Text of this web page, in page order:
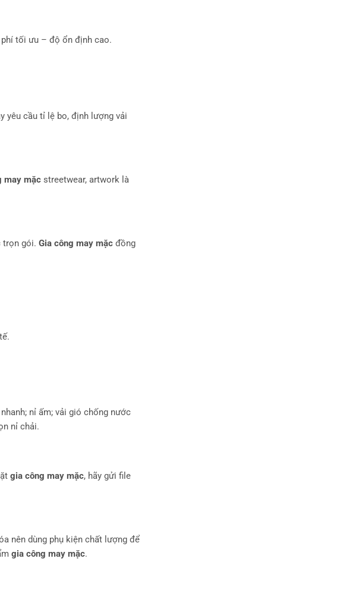
phí tối ưu – độ ổn định cao.
yêu cầu tỉ lệ bo, định lượng vải
may mặc streetwear, artwork là
trọn gói. Gia công may mặc đồng
nỉ ấm; vải gió chống nước
nỉ chải.
gia công may mặc, hãy gửi file
nên dùng phụ kiện chất lượng để
gia công may mặc.